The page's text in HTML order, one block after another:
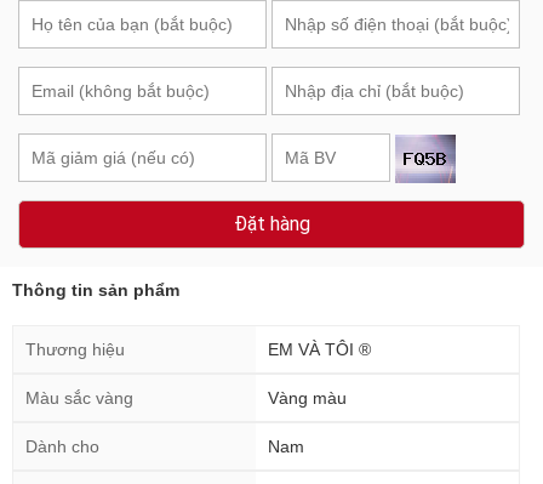
Đặt hàng
Thông tin sản phẩm
Thương hiệu EM VÀ TÔI ®
Màu sắc vàng Vàng màu
Dành cho Nam